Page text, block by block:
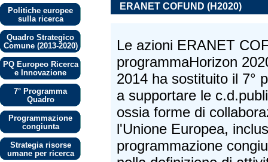
Politiche europee
sulla ricerca
Quadro Strategico
Comune (2013-2020)
PQ Europeo Ricerca
e Innovazione
7° Programma
Quadro
Programmazione
congiunta
Strategia risorse
umane per ricerca
ERANET COFUND (H2020)
Le azioni ERANET
programmaHorizon
2014 ha sostituito il 7°
a supportare le
ossia forme di
l'Unione Europea,
programmazione